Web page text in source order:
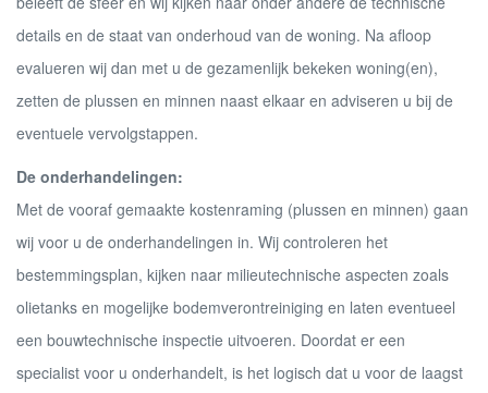
details en de staat van onderhoud van de woning. Na afloop
evalueren wij dan met u de gezamenlijk bekeken woning(en),
zetten de plussen en minnen naast elkaar en adviseren u bij de
eventuele vervolgstappen.
De onderhandelingen:
Met de vooraf gemaakte kostenraming (plussen en minnen) gaan
wij voor u de onderhandelingen in. Wij controleren het
bestemmingsplan, kijken naar milieutechnische aspecten zoals
olietanks en mogelijke bodemverontreiniging en laten eventueel
een bouwtechnische inspectie uitvoeren. Doordat er een
specialist voor u onderhandelt, is het logisch dat u voor de laagst